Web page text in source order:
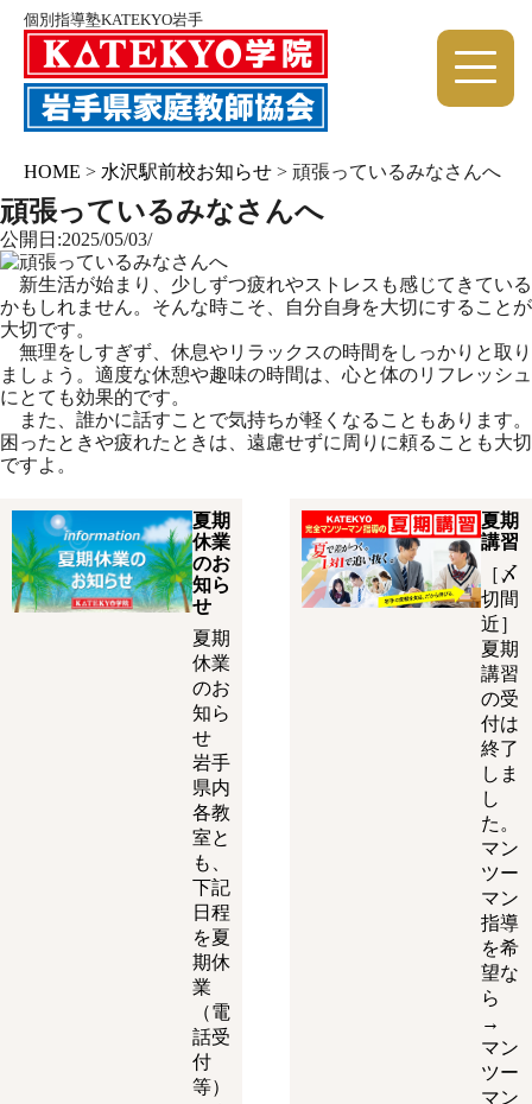
個別指導塾KATEKYO岩手
HOME > 水沢駅前校お知らせ > 頑張っているみなさんへ
頑張っているみなさんへ
公開日:2025/05/03/
新生活が始まり、少しずつ疲れやストレスも感じてきている
かもしれません。そんな時こそ、自分自身を大切にすることが
大切です。
無理をしすぎず、休息やリラックスの時間をしっかりと取り
ましょ う。適度な休憩や趣味の時間は、心と体のリフレッシュ
にとても効果的です。
また、誰かに話すことで気持ちが軽くなることもあります。
困った ときや疲れたときは、遠慮せずに周りに頼ることも大切
ですよ。
夏期
休業
のお
知ら
せ
夏期
休業
のお
知ら
せ
岩手
県内
各教
室と
も、
下記
日程
を夏
期休
業
（電
話受
付
等）
夏期
講習
［〆
切間
近］
夏期
講習
の受
付は
終了
しま
し
た。
マン
ツー
マン
指導
を希
望な
ら
→
マン
ツー
マン